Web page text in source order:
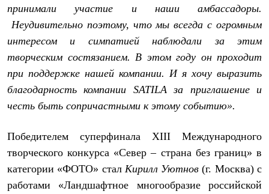
Лёгкая одежда
Футболки
Толстовки
Брюки
Куртки
Флисовая одежда
Куртки
Жилеты
Термобелье
Комплект термобелья
Снаряжение
Палатки и тенты
Тенты
принимали участие и наши амбассадоры.
Неудивительно поэтому, что мы всегда с огромным
интересом и симпатией наблюдали за этим
творческим состязанием. В этом году он проходит
при поддержке нашей компании. И я хочу выразить
благодарность компании SATILA за приглашение и
честь быть сопричастными к этому событию».
Победителем суперфинала XIII Международного
творческого конкурса «Север – страна без границ» в
категории «ФОТО» стал Кирилл Уютнов (г. Москва) с
работами «Ландшафтное многообразие российской